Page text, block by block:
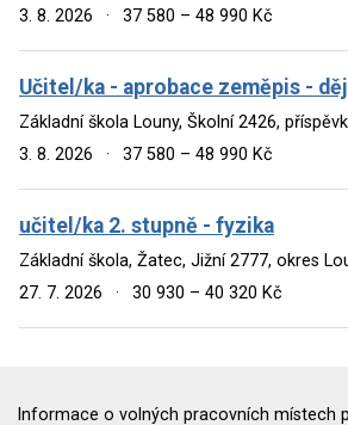
3. 8. 2026
· 37 580 – 48 990 Kč
Učitel/ka - aprobace zeměpis -
Základní škola Louny, Školní 2426,
3. 8. 2026
· 37 580 – 48 990 Kč
učitel/ka 2. stupně - fyzika
Základní škola, Žatec, Jižní 2777, okres
27. 7. 2026
· 30 930 – 40 320 Kč
Informace o volných pracovních místech